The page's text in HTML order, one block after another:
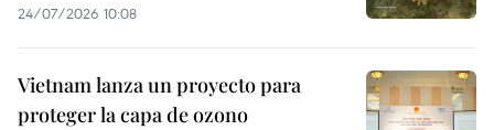
24/07/2026 10:08
Vietnam lanza un proyecto para
proteger la capa de ozono